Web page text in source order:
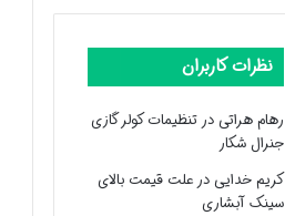
نظرات کاربران
رهام هراتیدرتنظیمات کولر گازی
جنرال شکار
کریم خداییدرعلت قیمت بالای
سینک آبشاری